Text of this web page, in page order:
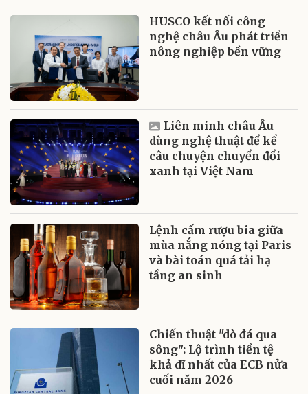
HUSCO kết nối công
nghệ châu Âu phát triển
nông nghiệp bền vững
Liên minh châu Âu
dùng nghệ thuật để kể
câu chuyện chuyển đổi
xanh tại Việt Nam
Lệnh cấm rượu bia giữa
mùa nắng nóng tại Paris
và bài toán quá tải hạ
tầng an sinh
Chiến thuật "dò đá qua
sông": Lộ trình tiền tệ
khả dĩ nhất của ECB nửa
cuối năm 2026